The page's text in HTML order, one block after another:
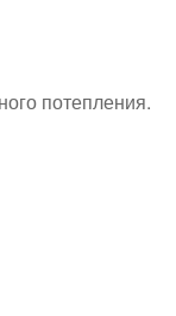
потепления.